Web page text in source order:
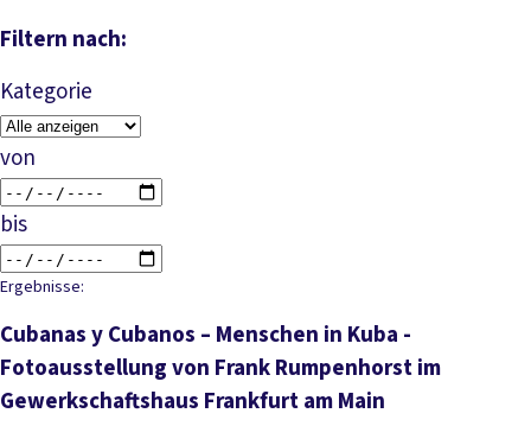
Filtern nach:
Kategorie
von
bis
Ergebnisse:
Cubanas y Cubanos – Menschen in Kuba -
Fotoausstellung von Frank Rumpenhorst im
Gewerkschaftshaus Frankfurt am Main